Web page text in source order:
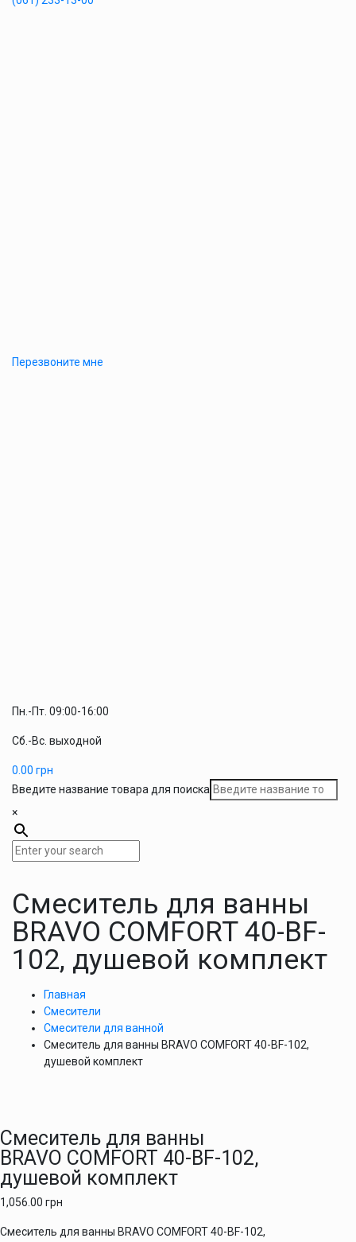
Перезвоните мне
Пн.-Пт. 09:00-16:00
Сб.-Вс. выходной
0.00 грн
Введите название товара для поиска
×
Cмеситель для ванны
BRAVO COMFORT 40-BF-
102, душевой комплект
Главная
Смесители
Смесители для ванной
Cмеситель для ванны BRAVO COMFORT 40-BF-102,
душевой комплект
Cмеситель для ванны
BRAVO COMFORT 40-BF-102,
душевой комплект
1,056.00 грн
Cмеситель для ванны BRAVO COMFORT 40-BF-102,